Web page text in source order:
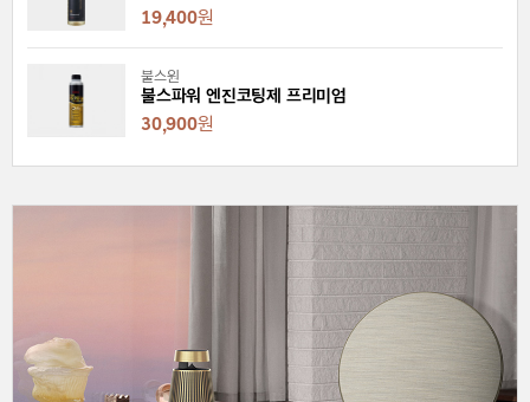
19,400원
불스원
불스파워 엔진코팅제 프리미엄
30,900원